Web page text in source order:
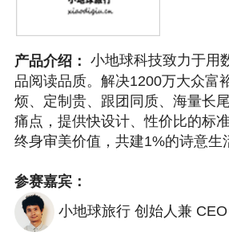
产品介绍： 小地球科技致力于用
品阅读品质。解决1200万大众富
烦、定制贵、跟团同质、海量长
痛点，提供快设计、性价比的标
终身审美价值，共建1%的诗意生
参赛嘉宾：
小地球旅行 创始人兼